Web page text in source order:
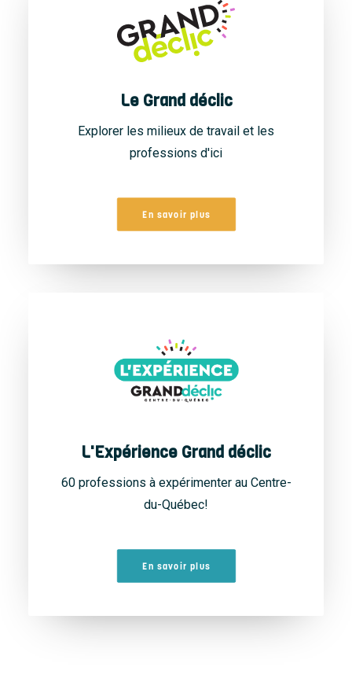
Le Grand déclic
Explorer les milieux de travail et les
professions d'ici
En savoir plus
L'Expérience Grand déclic
60 professions à expérimenter au Centre-
du-Québec!
En savoir plus